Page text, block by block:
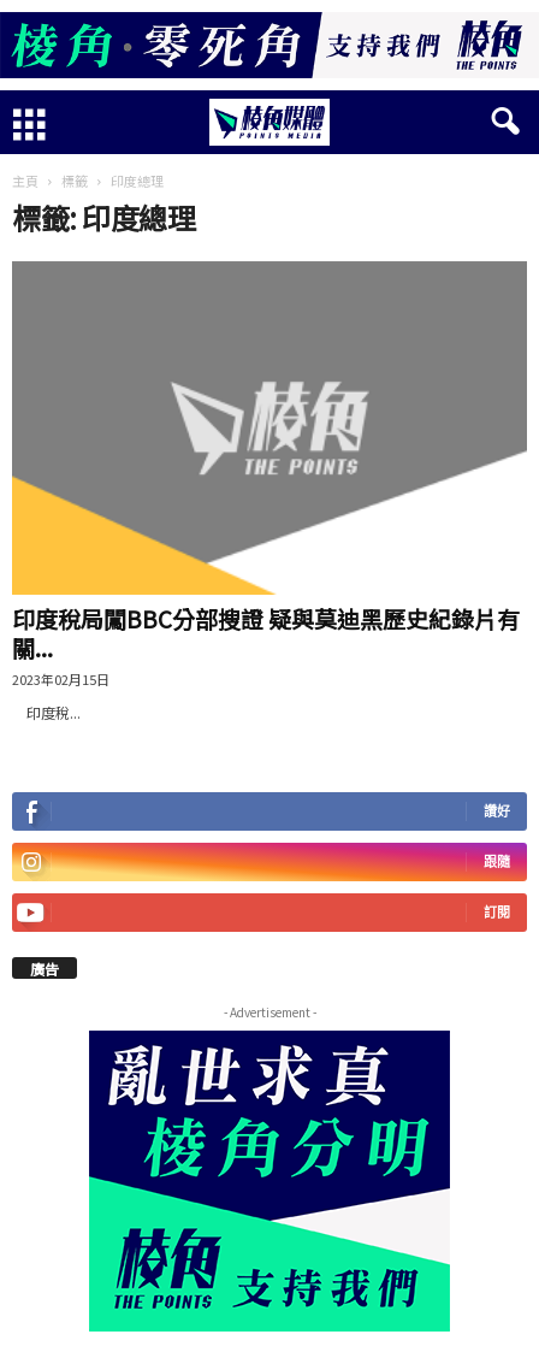
主頁 標籤 印度總理
標籤: 印度總理
印度稅局闖BBC分部搜證 疑與莫迪黑歷史紀錄片有
關...
2023年02月15日
印度稅...
讚好
跟隨
訂閱
廣告
- Advertisement -